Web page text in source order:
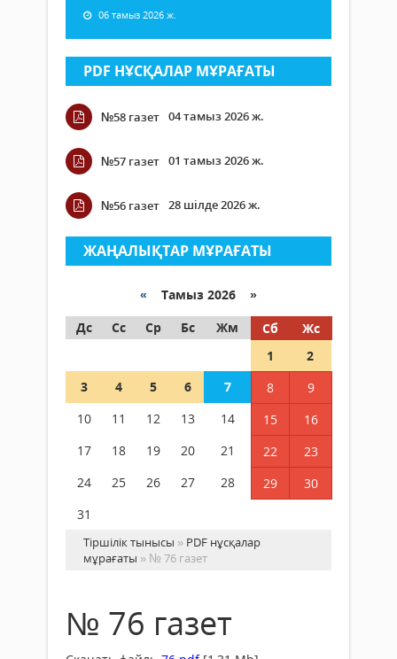
06 тамыз 2026 ж.
PDF НҰСҚАЛАР МҰРАҒАТЫ
№58 газет 04 тамыз 2026 ж.
№57 газет 01 тамыз 2026 ж.
№56 газет 28 шілде 2026 ж.
ЖАҢАЛЫҚТАР МҰРАҒАТЫ
« Тамыз 2026 »
Дс
Сс Ср Бс Жм Сб
Жс
1
2
3
4 5 6 7 8
9
10
11 12 13 14 15
16
17
18 19 20 21 22
23
24
25 26 27 28 29
30
31
Тіршілік тынысы » PDF нұсқалар
мұрағаты » № 76 газет
№ 76 газет